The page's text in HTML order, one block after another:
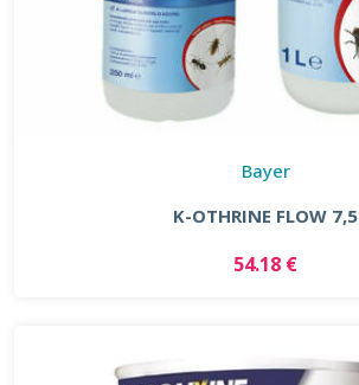
Bayer
K-OTHRINE FLOW 7,5
54.18 €